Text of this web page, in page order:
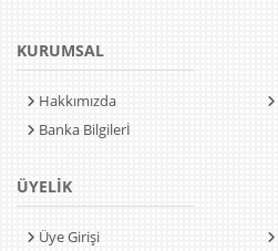
KURUMSAL
Hakkımızda
Banka Bilgilerİ
ÜYELİK
Üye Girişi